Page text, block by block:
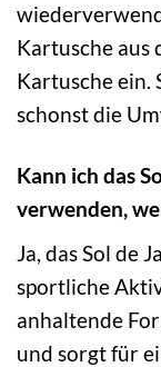
Kartusche aus
Kartusche ein.
schonst die
Kann ich das
verwenden,
Ja, das Sol de
sportliche
anhaltende
und sorgt für